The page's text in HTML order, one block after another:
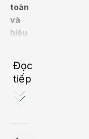
toàn
và
hiệu
trội
trong
điều
Đọc
tiếp